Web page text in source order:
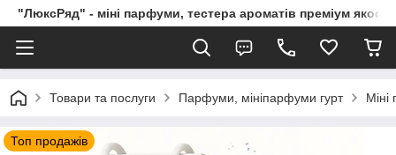
"ЛюксРяд" - міні парфуми, тестера ароматів преміум
Товари та послуги Парфуми, мініпарфуми гурт Міні
Топ продажів